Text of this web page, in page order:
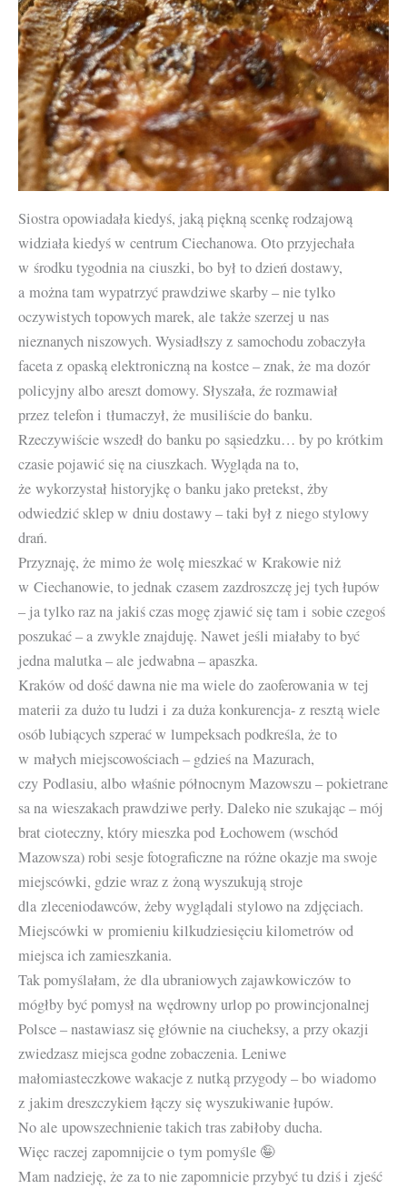
Siostra opowiadała kiedyś, jaką piękną scenkę rodzajową
widziała kiedyś w centrum Ciechanowa. Oto przyjechała
w środku tygodnia na ciuszki, bo był to dzień dostawy,
a można tam wypatrzyć prawdziwe skarby – nie tylko
oczywistych topowych marek, ale także szerzej u nas
nieznanych niszowych. Wysiadłszy z samochodu zobaczyła
faceta z opaską elektroniczną na kostce – znak, że ma dozór
policyjny albo areszt domowy. Słyszała, źe rozmawiał
przez telefon i tłumaczył, że musiliście do banku.
Rzeczywiście wszedł do banku po sąsiedzku… by po krótkim
czasie pojawić się na ciuszkach. Wygląda na to,
że wykorzystał historyjkę o banku jako pretekst, żby
odwiedzić sklep w dniu dostawy – taki był z niego stylowy
drań.
Przyznaję, że mimo że wolę mieszkać w Krakowie niż
w Ciechanowie, to jednak czasem zazdroszczę jej tych łupów
– ja tylko raz na jakiś czas mogę zjawić się tam i sobie czegoś
poszukać – a zwykle znajduję. Nawet jeśli miałaby to być
jedna malutka – ale jedwabna – apaszka.
Kraków od dość dawna nie ma wiele do zaoferowania w tej
materii za dużo tu ludzi i za duża konkurencja- z resztą wiele
osób lubiących szperać w lumpeksach podkreśla, że to
w małych miejscowościach – gdzieś na Mazurach,
czy Podlasiu, albo właśnie północnym Mazowszu – pokietrane
sa na wieszakach prawdziwe perły. Daleko nie szukając – mój
brat cioteczny, który mieszka pod Łochowem (wschód
Mazowsza) robi sesje fotograficzne na różne okazje ma swoje
miejscówki, gdzie wraz z żoną wyszukują stroje
dla zleceniodawców, żeby wyglądali stylowo na zdjęciach.
Miejscówki w promieniu kilkudziesięciu kilometrów od
miejsca ich zamieszkania.
Tak pomyślałam, że dla ubraniowych zajawkowiczów to
mógłby być pomysł na wędrowny urlop po prowincjonalnej
Polsce – nastawiasz się głównie na ciucheksy, a przy okazji
zwiedzasz miejsca godne zobaczenia. Leniwe
małomiasteczkowe wakacje z nutką przygody – bo wiadomo
z jakim dreszczykiem łączy się wyszukiwanie łupów.
No ale upowszechnienie takich tras zabiłoby ducha.
Więc raczej zapomnijcie o tym pomyśle 🤪
Mam nadzieję, że za to nie zapomnicie przybyć tu dziś i zjeść